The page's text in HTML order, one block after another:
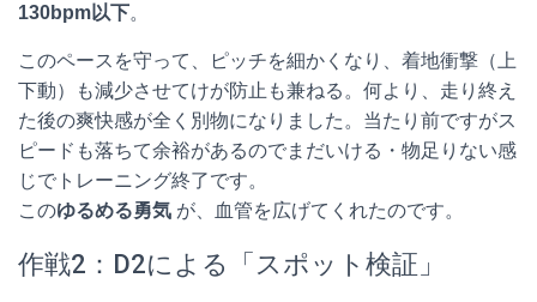
130bpm以下。
このペースを守って、ピッチを細かくなり、着地衝撃（上
下動）も減少させてけが防止も兼ねる。何より、走り終え
た後の爽快感が全く別物になりました。当たり前ですがス
ピードも落ちて余裕があるのでまだいける・物足りない感
じでトレーニング終了です。
このゆるめる勇気 が、血管を広げてくれたのです。
作戦2：D2による「スポット検証」